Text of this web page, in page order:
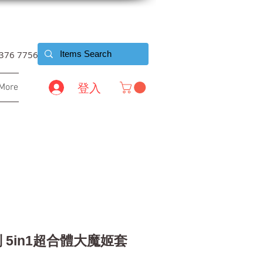
7756
登入
5in1超合體大魔姬套